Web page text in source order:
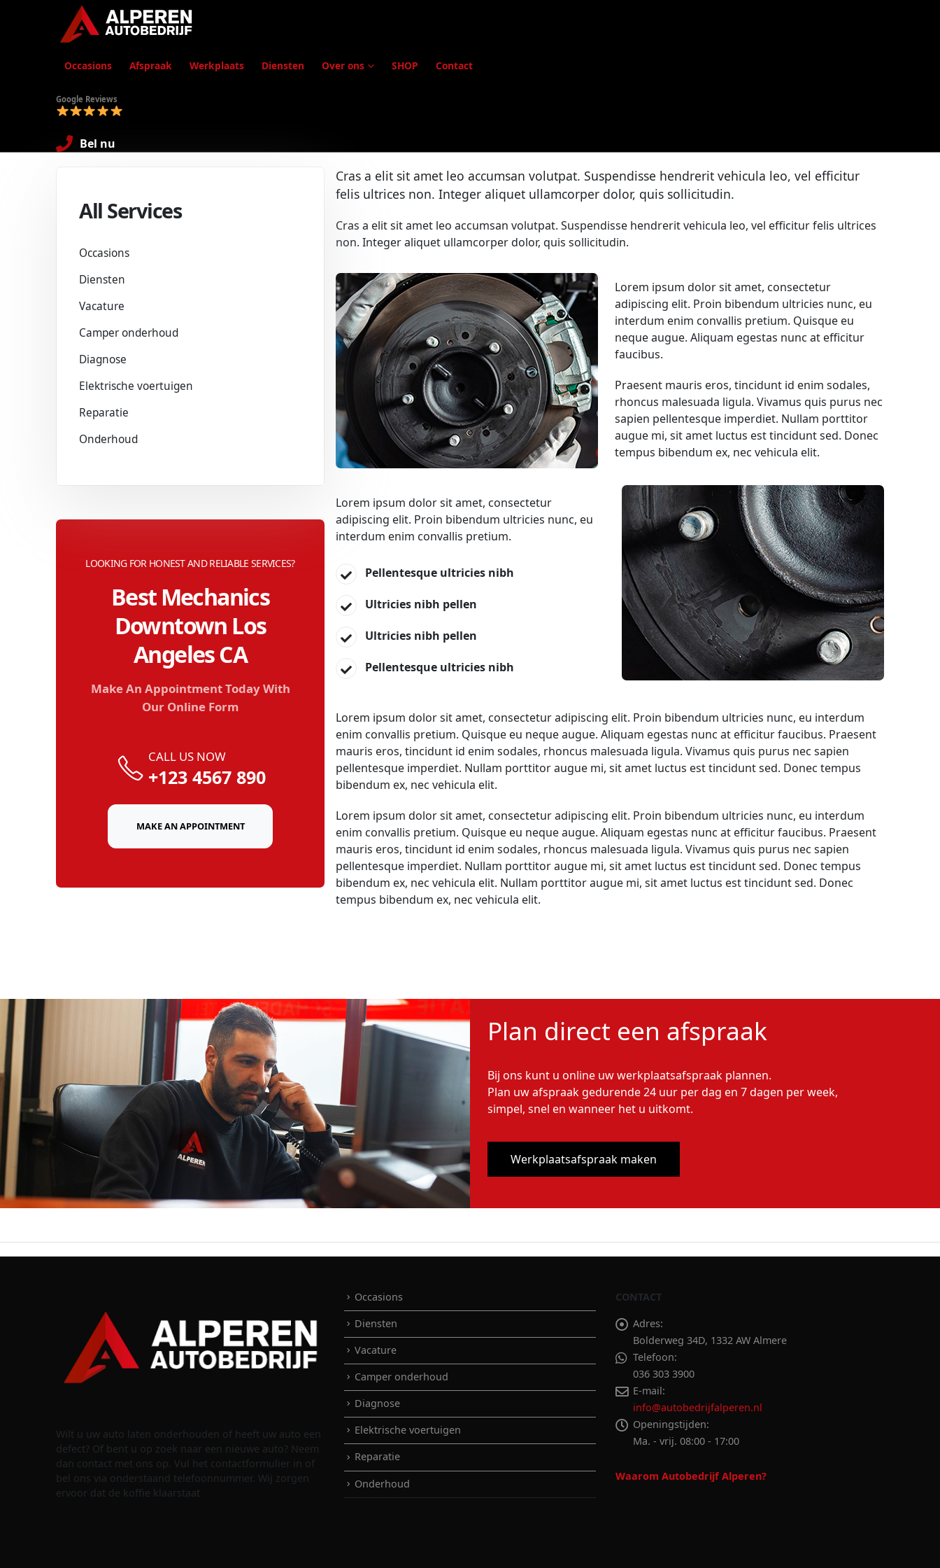
Occasions Afspraak Werkplaats Diensten Over ons SHOP Contact
Google Reviews
Bel nu
Cras a elit sit amet leo accumsan volutpat. Suspendisse hendrerit vehicula leo, vel efficitur
felis ultrices non. Integer aliquet ullamcorper dolor, quis sollicitudin.
Cras a elit sit amet leo accumsan volutpat. Suspendisse hendrerit vehicula leo, vel efficitur felis ultrices
non. Integer aliquet ullamcorper dolor, quis sollicitudin.
Lorem ipsum dolor sit amet, consectetur
adipiscing elit. Proin bibendum ultricies nunc, eu
interdum enim convallis pretium. Quisque eu
neque augue. Aliquam egestas nunc at efficitur
faucibus.
Praesent mauris eros, tincidunt id enim sodales,
rhoncus malesuada ligula. Vivamus quis purus nec
sapien pellentesque imperdiet. Nullam porttitor
augue mi, sit amet luctus est tincidunt sed. Donec
tempus bibendum ex, nec vehicula elit.
Lorem ipsum dolor sit amet, consectetur
adipiscing elit. Proin bibendum ultricies nunc, eu
interdum enim convallis pretium.
Pellentesque ultricies nibh
Ultricies nibh pellen
Ultricies nibh pellen
Pellentesque ultricies nibh
Lorem ipsum dolor sit amet, consectetur adipiscing elit. Proin bibendum ultricies nunc, eu interdum
enim convallis pretium. Quisque eu neque augue. Aliquam egestas nunc at efficitur faucibus. Praesent
mauris eros, tincidunt id enim sodales, rhoncus malesuada ligula. Vivamus quis purus nec sapien
pellentesque imperdiet. Nullam porttitor augue mi, sit amet luctus est tincidunt sed. Donec tempus
bibendum ex, nec vehicula elit.
Lorem ipsum dolor sit amet, consectetur adipiscing elit. Proin bibendum ultricies nunc, eu interdum
enim convallis pretium. Quisque eu neque augue. Aliquam egestas nunc at efficitur faucibus. Praesent
mauris eros, tincidunt id enim sodales, rhoncus malesuada ligula. Vivamus quis purus nec sapien
pellentesque imperdiet. Nullam porttitor augue mi, sit amet luctus est tincidunt sed. Donec tempus
bibendum ex, nec vehicula elit. Nullam porttitor augue mi, sit amet luctus est tincidunt sed. Donec
tempus bibendum ex, nec vehicula elit.
All Services
Occasions
Diensten
Vacature
Camper onderhoud
Diagnose
Elektrische voertuigen
Reparatie
Onderhoud
LOOKING FOR HONEST AND RELIABLE SERVICES?
Best Mechanics
Downtown Los
Angeles CA
Make An Appointment Today With
Our Online Form
CALL US NOW
+123 4567 890
MAKE AN APPOINTMENT
Plan direct een afspraak
Bij ons kunt u online uw werkplaatsafspraak plannen.
Plan uw afspraak gedurende 24 uur per dag en 7 dagen per week,
simpel, snel en wanneer het u uitkomt.
Werkplaatsafspraak maken
Wilt u uw auto laten onderhouden of heeft uw auto een
defect? Of bent u op zoek naar een nieuwe auto? Neem
dan contact met ons op. Vul het contactformulier in of
bel ons via onderstaand telefoonnummer. Wij zorgen
ervoor dat de koffie klaarstaat
Occasions
Diensten
Vacature
Camper onderhoud
Diagnose
Elektrische voertuigen
Reparatie
Onderhoud
CONTACT
Adres:
Bolderweg 34D, 1332 AW Almere
Telefoon:
036 303 3900
E-mail:
info@autobedrijfalperen.nl
Openingstijden:
Ma. - vrij. 08:00 - 17:00
Waarom Autobedrijf Alperen?